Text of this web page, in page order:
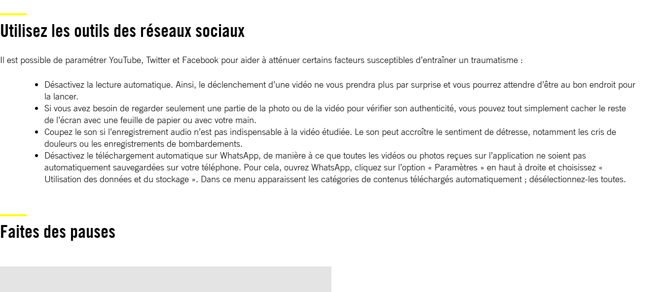
Utilisez les outils des réseaux sociaux
Il est possible de paramétrer YouTube, Twitter et Facebook pour aider à atténuer certains facteurs susceptibles d’entraîner un traumatisme :
Désactivez la lecture automatique. Ainsi, le déclenchement d’une vidéo ne vous prendra plus par surprise et vous pourrez attendre d’être au bon endroit pour
la lancer.
Si vous avez besoin de regarder seulement une partie de la photo ou de la vidéo pour vérifier son authenticité, vous pouvez tout simplement cacher le reste
de l’écran avec une feuille de papier ou avec votre main.
Coupez le son si l’enregistrement audio n’est pas indispensable à la vidéo étudiée. Le son peut accroître le sentiment de détresse, notamment les cris de
douleurs ou les enregistrements de bombardements.
Désactivez le téléchargement automatique sur WhatsApp, de manière à ce que toutes les vidéos ou photos reçues sur l’application ne soient pas
automatiquement sauvegardées sur votre téléphone. Pour cela, ouvrez WhatsApp, cliquez sur l’option « Paramètres » en haut à droite et choisissez «
Utilisation des données et du stockage ». Dans ce menu apparaissent les catégories de contenus téléchargés automatiquement ; désélectionnez-les toutes.
Faites des pauses